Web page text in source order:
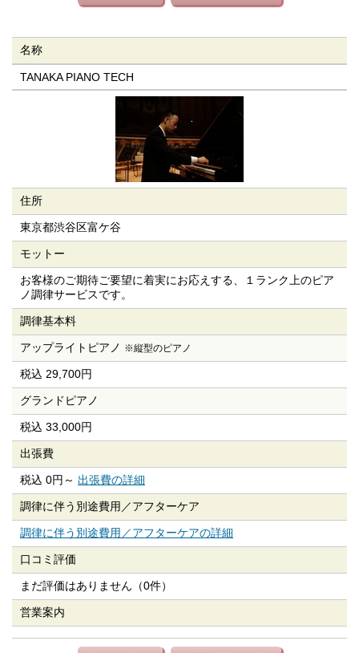
名称
TANAKA PIANO TECH
住所
東京都渋谷区富ケ谷
モットー
お客様のご期待ご要望に着実にお応えする、１ランク上のピア
ノ調律サービスです。
調律基本料
アップライトピアノ ※縦型のピアノ
税込 29,700円
グランドピアノ
税込 33,000円
出張費
税込 0円～ 出張費の詳細
調律に伴う別途費用／アフターケア
調律に伴う別途費用／アフターケアの詳細
口コミ評価
まだ評価はありません（0件）
営業案内